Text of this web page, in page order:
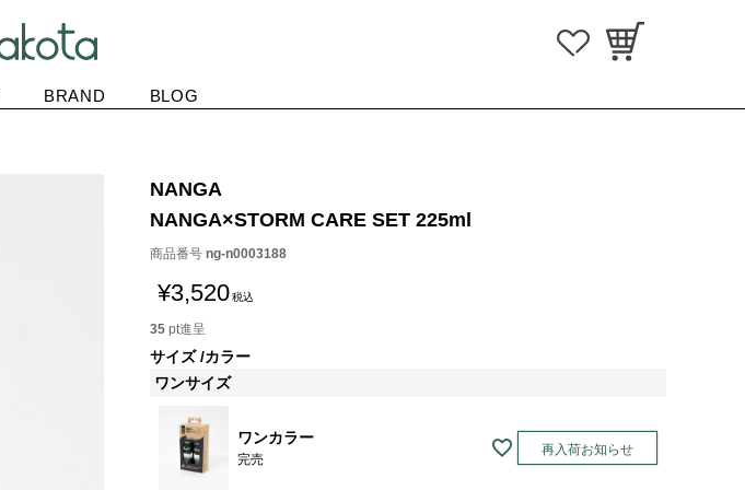
BRAND BLOG
NANGA
NANGA×STORM CARE SET 225ml
商品番号 ng-n0003188
¥3,520税込
35 pt進呈
サイズ カラー
ワンサイズ
ワンカラー
完売
再入荷お知らせ